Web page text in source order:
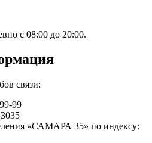
с 08:00 до 20:00.
связи:
99
«САМАРА 35» по индексу: